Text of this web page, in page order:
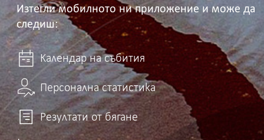
Изтегли мобилното ни приложение и може да
следиш:
Календар на събития
Персонална статистика
Резултати от бягане